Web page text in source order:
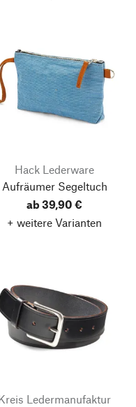
Hack Lederware
Aufräumer Segeltuch
ab 39,90 €
+ weitere Varianten
Ledermanufaktur